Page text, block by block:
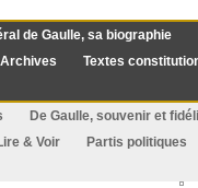
de Gaulle, sa biographie
Archives Textes
De Gaulle, souvenir et
& Voir Partis politiques